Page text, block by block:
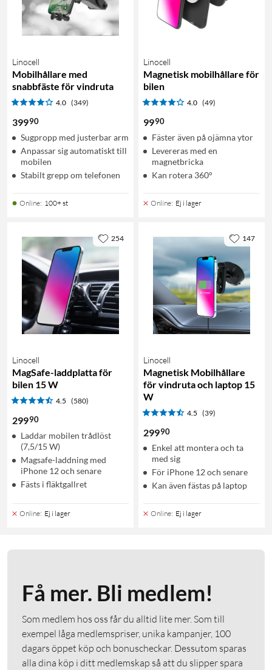
Linocell
Mobilhållare med
snabbfäste för vindruta
4.0 (349)
39990
Sugpropp med justerbar arm
Anpassar sig automatiskt till
mobilen
Stabilt grepp om telefonen
Online: 100+ st
Linocell
Magnetisk mobilhållare för
bilen
4.0 (49)
9990
Fäster även på ojämna ytor
Levereras med en
magnetbricka
Kan rotera 360°
Online: Ej i lager
Linocell
MagSafe-laddplatta för
bilen 15 W
4.5 (580)
29990
Laddar mobilen trådlöst
(7,5/15 W)
Magsafe-laddning med
iPhone 12 och senare
Fästs i fläktgallret
Online: Ej i lager
254
Linocell
Magnetisk Mobilhållare
för vindruta och laptop 15
W
4.5 (39)
29990
Enkel att montera och ta
med sig
För iPhone 12 och senare
Kan även fästas på laptop
Online: Ej i lager
147
Få mer. Bli medlem!
Som medlem hos oss får du alltid lite mer. Som till
exempel låga medlemspriser, unika kampanjer, 100
dagars öppet köp och bonuscheckar. Dessutom sparas
alla dina köp i ditt medlemskap så att du slipper spara